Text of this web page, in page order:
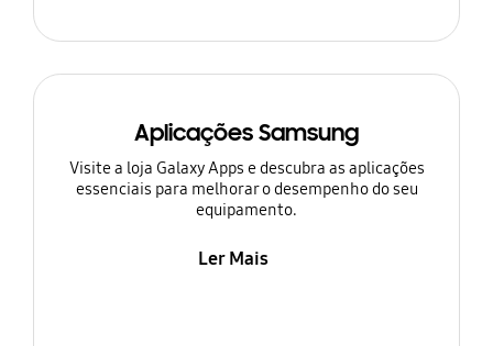
Aplicações Samsung
Visite a loja Galaxy Apps e descubra as aplicações
essenciais para melhorar o desempenho do seu
equipamento.
Ler Mais